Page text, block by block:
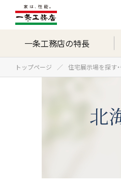
一条工務店の特長
トップページ 住宅展示場を探す
北